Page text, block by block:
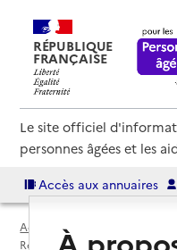
RÉPUBLIQUE
FRANÇAISE
Le site officiel
personnes âgées et les
Accès aux annuaires
Accueil
Résidences autonomie par